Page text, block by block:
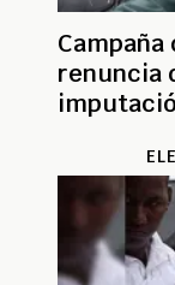
Campaña
renuncia